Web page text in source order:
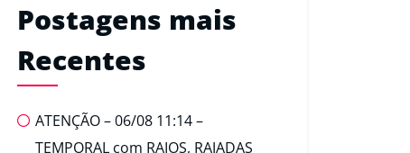
Postagens mais
Recentes
ATENÇÃO – 06/08 11:14 –
TEMPORAL com RAIOS, RAJADAS